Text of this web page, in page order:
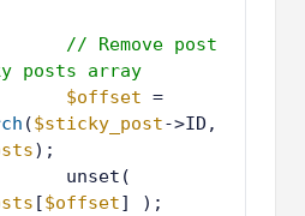
// Remove post
posts array
$offset
($sticky_post
);
[$offset] );